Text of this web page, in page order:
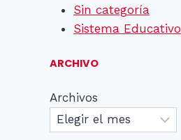
Sin categoría
Sistema Educativo
ARCHIVO
Archivos